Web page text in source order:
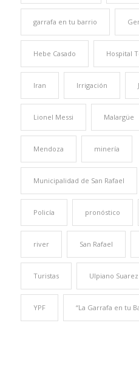
garrafa en tu barrio
Hebe Casado Hospital
Iran Irrigación
Lionel Messi Malargüe
Mendoza minería
Municipalidad de San Rafael
Policía pronóstico
river San Rafael
Turistas Ulpiano Suarez
YPF “La Garrafa en tu